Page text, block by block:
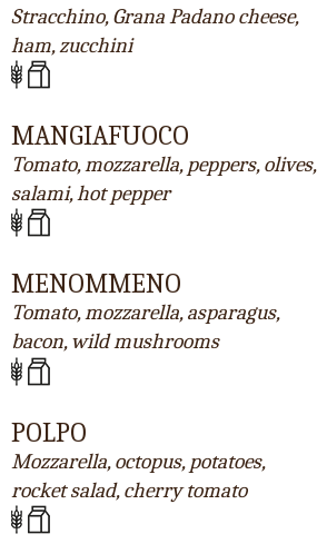
Stracchino, Grana Padano cheese,
ham, zucchini
MANGIAFUOCO
Tomato, mozzarella, peppers, olives,
salami, hot pepper
MENOMMENO
Tomato, mozzarella, asparagus,
bacon, wild mushrooms
POLPO
Mozzarella, octopus, potatoes,
rocket salad, cherry tomato